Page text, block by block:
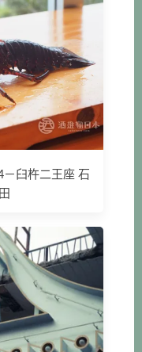
臼杵二王座 石